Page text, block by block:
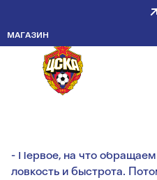
МАГАЗИНМИХАИЛ
ЖИЗНЬЮ
- Первое, на что
ловкость и быстрота.